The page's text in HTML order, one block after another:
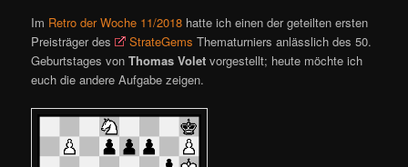
a
v
i
g
a
Im Retro der Woche 11/2018 hatte ich einen der geteilten ersten
Preisträger des
StrateGems Thematurniers anlässlich des 50.
Geburtstages vonThomas Volet vorgestellt; heute möchte ich
euch die andere Aufgabe zeigen.